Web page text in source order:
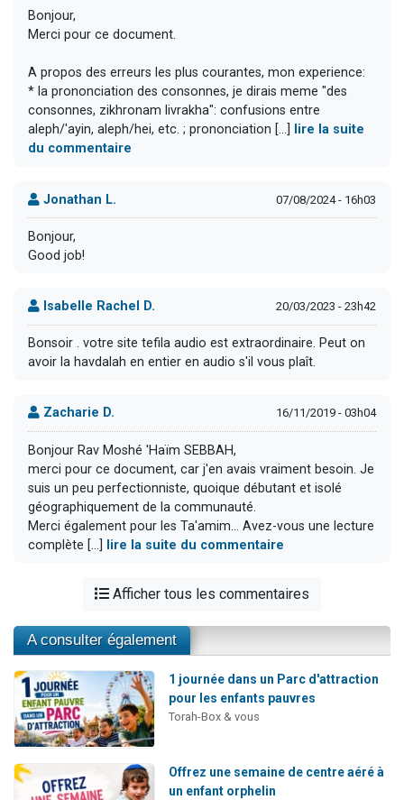
Bonjour,
Merci pour ce document.
A propos des erreurs les plus courantes, mon experience:
* la prononciation des consonnes, je dirais meme "des
consonnes, zikhronam livrakha": confusions entre
aleph/'ayin, aleph/hei, etc. ; prononciation [...] lire la suite
du commentaire
Jonathan L. 07/08/2024 - 16h03
Bonjour,
Good job!
Isabelle Rachel D. 20/03/2023 - 23h42
Bonsoir . votre site tefila audio est extraordinaire. Peut on
avoir la havdalah en entier en audio s'il vous plaît.
Zacharie D. 16/11/2019 - 03h04
Bonjour Rav Moshé 'Haïm SEBBAH,
merci pour ce document, car j'en avais vraiment besoin. Je
suis un peu perfectionniste, quoique débutant et isolé
géographiquement de la communauté.
Merci également pour les Ta'amim... Avez-vous une lecture
complète [...]
lire la suite du commentaire
Afficher tous les commentaires
A consulter également
1 journée dans un Parc d'attraction
pour les enfants pauvres
Torah-Box & vous
Offrez une semaine de centre aéré à
un enfant orphelin